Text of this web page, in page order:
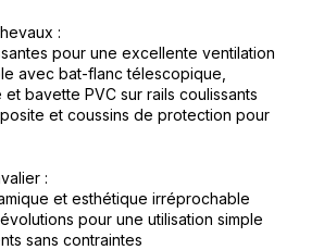
:
pour une excellente ventilation
avec bat-flanc télescopique,
bavette PVC sur rails coulissants
et coussins de protection pour
:
et esthétique irréprochable
pour une utilisation simple
sans contraintes